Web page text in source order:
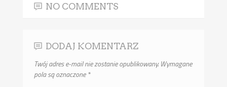
NO COMMENTS
DODAJ KOMENTARZ
Twój adres e-mail nie zostanie opublikowany. Wymagane
pola są oznaczone*